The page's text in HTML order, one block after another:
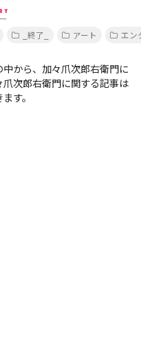
_終了_ アート エン
から、加々爪次郎右衛門に
次郎右衛門に関する記事は
す。